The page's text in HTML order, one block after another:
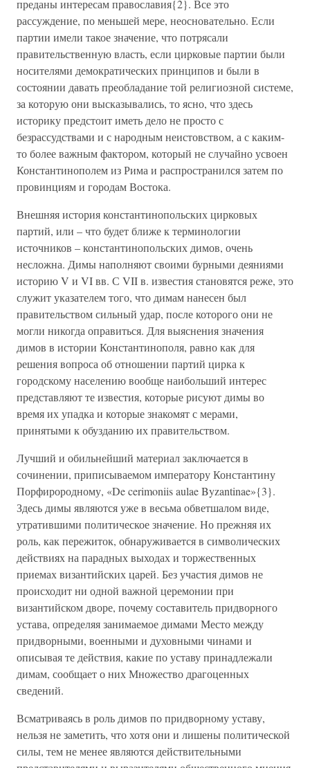
преданы интересам православия{2}. Все это
рассуждение, по меньшей мере, неосновательно. Если
партии имели такое значение, что потрясали
правительственную власть, если цирковые партии были
носителями демократических принципов и были в
состоянии давать преобладание той религиозной системе,
за которую они высказывались, то ясно, что здесь
историку предстоит иметь дело не просто с
безрассудствами и с народным неистовством, а с каким-
то более важным фактором, который не случайно усвоен
Константинополем из Рима и распространился затем по
провинциям и городам Востока.
Внешняя история константинопольских цирковых
партий, или – что будет ближе к терминологии
источников – константинопольских димов, очень
несложна. Димы наполняют своими бурными деяниями
историю V и VI вв. С VII в. известия становятся реже, это
служит указателем того, что димам нанесен был
правительством сильный удар, после которого они не
могли никогда оправиться. Для выяснения значения
димов в истории Константинополя, равно как для
решения вопроса об отношении партий цирка к
городскому населению вообще наибольший интерес
представляют те известия, которые рисуют димы во
время их упадка и которые знакомят с мерами,
принятыми к обузданию их правительством.
Лучший и обильнейший материал заключается в
сочинении, приписываемом императору Константину
Порфирородному, «De cerimoniis aulae Byzantinae»{3}.
Здесь димы являются уже в весьма обветшалом виде,
утратившими политическое значение. Но прежняя их
роль, как пережиток, обнаруживается в символических
действиях на парадных выходах и торжественных
приемах византийских царей. Без участия димов не
происходит ни одной важной церемонии при
византийском дворе, почему составитель придворного
устава, определяя занимаемое димами Место между
придворными, военными и духовными чинами и
описывая те действия, какие по уставу принадлежали
димам, сообщает о них Множество драгоценных
сведений.
Всматриваясь в роль димов по придворному уставу,
нельзя не заметить, что хотя они и лишены политической
силы, тем не менее являются действительными